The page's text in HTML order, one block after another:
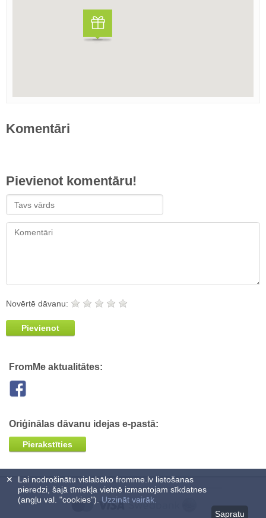
Komentāri
Pievienot komentāru!
Novērtē dāvanu:
Pievienot
FromMe aktualitātes:
Oriģinālas dāvanu idejas e-pastā:
Pierakstīties
Lai nodrošinātu vislabāko fromme.lv lietošanas
pieredzi, šajā tīmekļa vietnē izmantojam sīkdatnes
(angļu val. "cookies"). Uzzināt vairāk.
Sapratu
✕